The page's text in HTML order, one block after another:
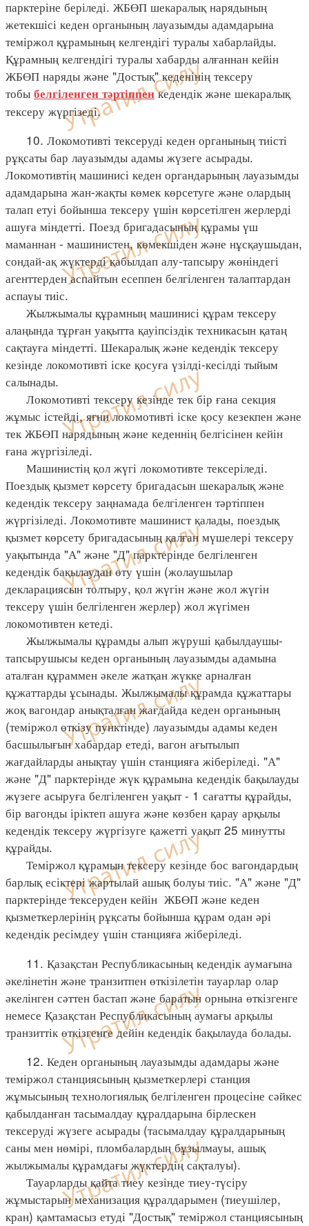
парктеріне беріледі. ЖБӨП шекаралық нарядының
жетекшісі кеден органының лауазымды адамдарына
теміржол құрамының келгендігі туралы хабарлайды.
Құрамның келгендігі туралы хабарды алғаннан кейін
ЖБӨП наряды және "Достық" кеденінің тексеру
тобы белгіленген тәртіппенкедендік және шекаралық
тексеру жүргізеді.
10. Локомотивті тексеруді кеден органының тиісті
рұқсаты бар лауазымды адамы жүзеге асырады.
Локомотивтің машинисі кеден органдарының лауазымды
адамдарына жан-жақты көмек көрсетуге және олардың
талап етуі бойынша тексеру үшін көрсетілген жерлерді
ашуға міндетті. Поезд бригадасының құрамы үш
маманнан - машинистен, көмекшіден және нұсқаушыдан,
сондай-ақ жүктерді қабылдап алу-тапсыру жөніндегі
агенттерден аспайтын есеппен белгіленген талаптардан
аспауы тиіс.
Жылжымалы құрамның машинисі құрам тексеру
алаңында тұрған уақытта қауіпсіздік техникасын қатаң
сақтауға міндетті. Шекаралық және кедендік тексеру
кезінде локомотивті іске қосуға үзілді-кесілді тыйым
салынады.
Локомотивті тексеру кезінде тек бір ғана секция
жұмыс істейді, яғни локомотивті іске қосу кезекпен және
тек ЖБӨП нарядының және кеденнің белгісінен кейін
ғана жүргізіледі.
Машинистің қол жүгі локомотивте тексеріледі.
Поездық қызмет көрсету бригадасын шекаралық және
кедендік тексеру заңнамада белгіленген тәртіппен
жүргізіледі. Локомотивте машинист қалады, поездық
қызмет көрсету бригадасының қалған мүшелері тексеру
уақытында "А" және "Д" парктерінде белгіленген
кедендік бақылаудан өту үшін (жолаушылар
декларациясын толтыру, қол жүгін және жол жүгін
тексеру үшін белгіленген жерлер) жол жүгімен
локомотивтен кетеді.
Жылжымалы құрамды алып жүруші қабылдаушы-
тапсырушысы кеден органының лауазымды адамына
аталған құраммен әкеле жатқан жүкке арналған
құжаттарды ұсынады. Жылжымалы құрамда құжаттары
жоқ вагондар анықталған жағдайда кеден органының
(теміржол өткізу пунктінде) лауазымды адамы кеден
басшылығын хабардар етеді, вагон ағытылып
жағдайларды анықтау үшін станцияға жіберіледі. "А"
және "Д" парктерінде жүк құрамына кедендік бақылауды
жүзеге асыруға белгіленген уақыт - 1 сағатты құрайды,
бір вагонды іріктеп ашуға және көзбен қарау арқылы
кедендік тексеру жүргізуге қажетті уақыт 25 минутты
құрайды.
Теміржол құрамын тексеру кезінде бос вагондардың
барлық есіктері жартылай ашық болуы тиіс. "А" және "Д"
парктерінде тексеруден кейін ЖБӨП және кеден
қызметкерлерінің рұқсаты бойынша құрам одан әрі
кедендік ресімдеу үшін станцияға жіберіледі.
11. Қазақстан Республикасының кедендік аумағына
әкелінетін және транзитпен өткізілетін тауарлар олар
әкелінген сәттен бастап және баратын орнына өткізгенге
немесе Қазақстан Республикасының аумағы арқылы
транзиттік өткізгенге дейін кедендік бақылауда болады.
12. Кеден органының лауазымды адамдары және
теміржол станциясының қызметкерлері станция
жұмысының технологиялық белгіленген процесіне сәйкес
қабылданған тасымалдау құралдарына бірлескен
тексеруді жүзеге асырады (тасымалдау құралдарының
саны мен нөмірі, пломбалардың бұзылмауы, ашық
жылжымалы құрамдағы жүктердің сақталуы).
Тауарларды қайта тиеу кезінде тиеу-түсіру
жұмыстарын механизация құралдарымен (тиеушілер,
кран) қамтамасыз етуді "Достық" теміржол станциясының